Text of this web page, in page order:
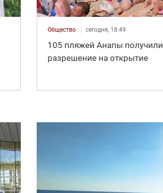
Общество сегодня, 18:49
105 пляжей Анапы получили
разрешение на открытие